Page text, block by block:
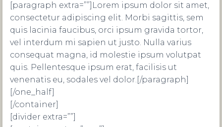
[paragraph extra=””]Lorem ipsum dolor sit amet,
consectetur adipiscing elit. Morbi sagittis, sem
quis lacinia faucibus, orci ipsum gravida tortor,
vel interdum mi sapien ut justo. Nulla varius
consequat magna, id molestie ipsum volutpat
quis. Pellentesque ipsum erat, facilisis ut
venenatis eu, sodales vel dolor.[/paragraph]
[/one_half]
[/container]
[divider extra=””]